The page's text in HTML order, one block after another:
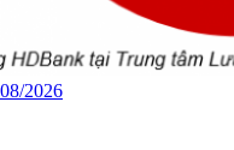
2026